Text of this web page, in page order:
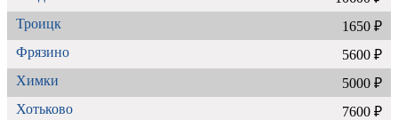
Троицк
1650 ₽
Фрязино
5600 ₽
Химки
5000 ₽
Хотьково
7600 ₽